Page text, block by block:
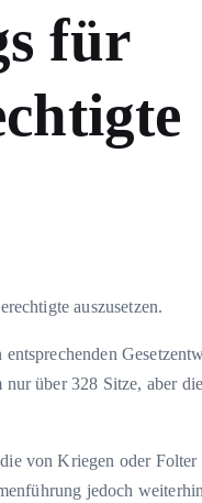
für
auszusetzen.
über 328 Sitze, aber
von Kriegen oder Folter
jedoch